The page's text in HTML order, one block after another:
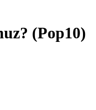
(Pop10)